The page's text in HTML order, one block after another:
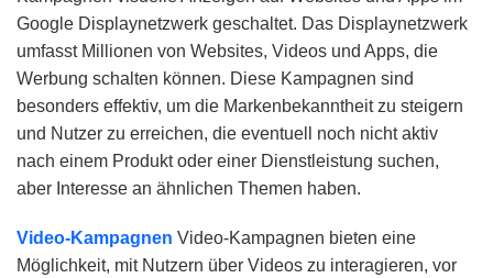
Google Displaynetzwerk geschaltet. Das Displaynetzwerk
umfasst Millionen von Websites, Videos und Apps, die
Werbung schalten können. Diese Kampagnen sind
besonders effektiv, um die Markenbekanntheit zu steigern
und Nutzer zu erreichen, die eventuell noch nicht aktiv
nach einem Produkt oder einer Dienstleistung suchen,
aber Interesse an ähnlichen Themen haben.
Video-Kampagnen Video-Kampagnen bieten eine
Möglichkeit, mit Nutzern über Videos zu interagieren, vor